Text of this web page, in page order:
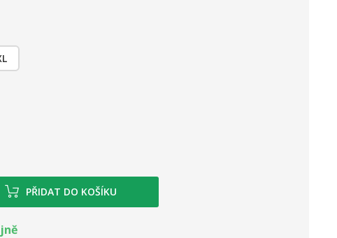
PŘIDAT DO KOŠÍKU